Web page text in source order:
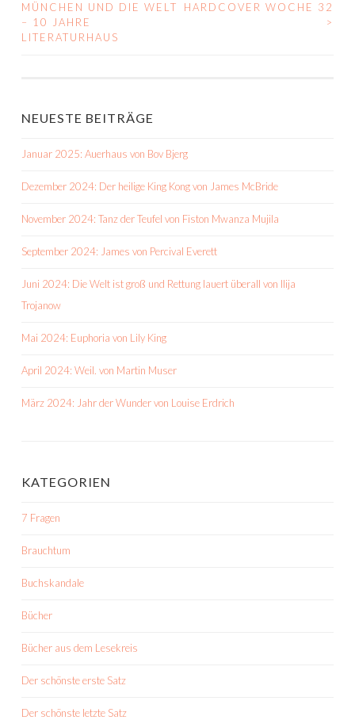
NAVIGATION
MÜNCHEN UND DIE WELT
– 10 JAHRE
LITERATURHAUS
HARDCOVER WOCHE 32
>
NEUESTE BEITRÄGE
Januar 2025: Auerhaus von Bov Bjerg
Dezember 2024: Der heilige King Kong von James McBride
November 2024: Tanz der Teufel von Fiston Mwanza Mujila
September 2024: James von Percival Everett
Juni 2024: Die Welt ist groß und Rettung lauert überall von Ilija
Trojanow
Mai 2024: Euphoria von Lily King
April 2024: Weil. von Martin Muser
März 2024: Jahr der Wunder von Louise Erdrich
KATEGORIEN
7 Fragen
Brauchtum
Buchskandale
Bücher
Bücher aus dem Lesekreis
Der schönste erste Satz
Der schönste letzte Satz